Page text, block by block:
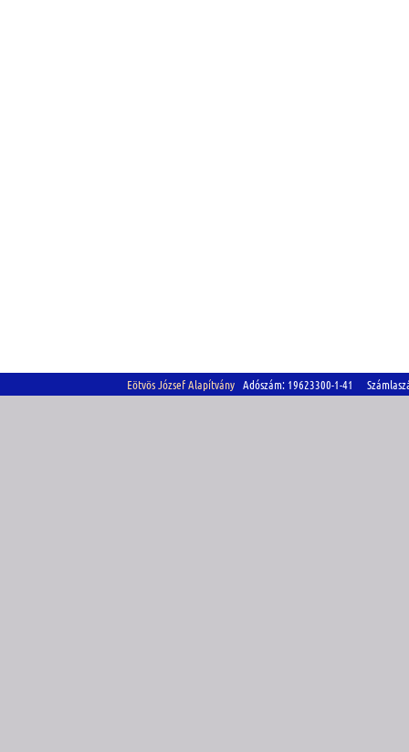
Eötvös József Alapítvány Adószám: 19623300-1-41